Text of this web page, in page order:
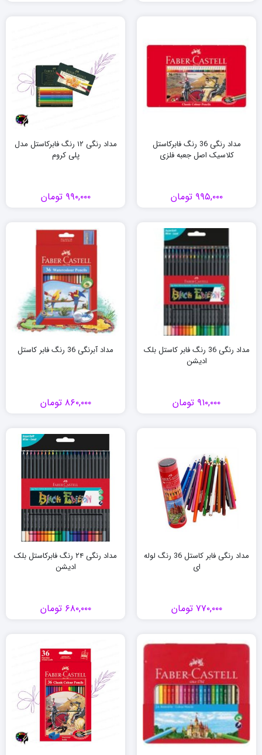
مداد رنگی 36 رنگ فابرکاستل
کلاسیک اصل جعبه فلزی
۹۹۵,۰۰۰ تومان
مداد رنگی ۱۲ رنگ فابرکاستل مدل
پلی کروم
۹۹۰,۰۰۰ تومان
مداد رنگی 36 رنگ فابر کاستل بلک
ادیشن
۹۱۰,۰۰۰ تومان
مداد آبرنگی 36 رنگ فابر کاستل
۸۶۰,۰۰۰ تومان
مداد رنگی فابر کاستل 36 رنگ لوله
ای
۷۷۰,۰۰۰ تومان
مداد رنگی ۲۴ رنگ فابرکاستل بلک
ادیشن
۶۸۰,۰۰۰ تومان